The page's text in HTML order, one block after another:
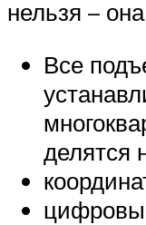
нельзя –
Все
делятся